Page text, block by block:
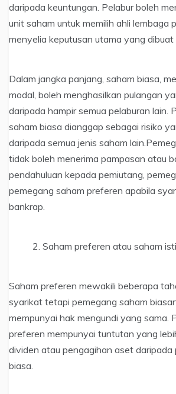
daripada keuntungan. Pelabur boleh
unit saham untuk memilih ahli lembaga
menyelia keputusan utama yang dibuat
Dalam jangka panjang, saham biasa,
modal, boleh menghasilkan pulangan
daripada hampir semua pelaburan lain.
saham biasa dianggap sebagai risiko
daripada semua jenis saham
tidak boleh menerima pampasan atau
pendahuluan kepada pemiutang,
pemegang saham preferen apabila
bankrap.
Saham preferen atau saham
Saham preferen mewakili beberapa
syarikat tetapi pemegang saham
mempunyai hak mengundi yang sama.
preferen mempunyai tuntutan yang
dividen atau pengagihan aset daripada
biasa.